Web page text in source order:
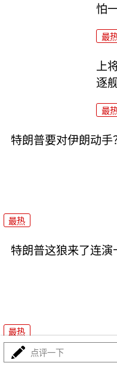
怕
最
上
逐
最
特朗普要对伊朗动手
最热
特朗普这狼来了连演
最热
政
点评一下